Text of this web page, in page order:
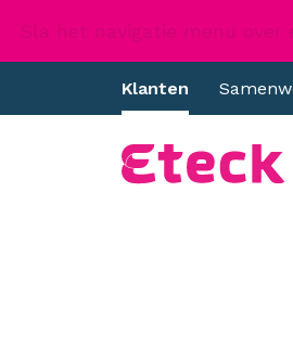
Sla het navigatie menu over
Klanten